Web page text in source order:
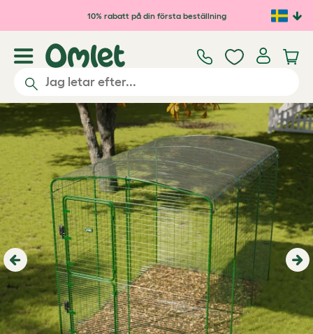
Hoppa till huvudinnehåll
10% rabatt på din första beställning
Previous